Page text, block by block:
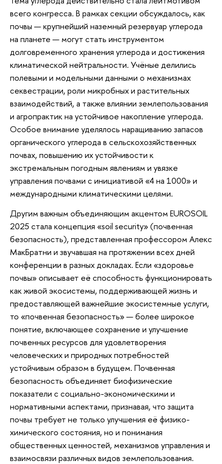
всего конгресса. В рамках секции обсуждалось, как
почвы — крупнейший наземный резервуар углерода
на планете — могут стать инструментом
долговременного хранения углерода и достижения
климатической нейтральности. Учёные делились
полевыми и модельными данными о механизмах
секвестрации, роли микробных и растительных
взаимодействий, а также влиянии землепользования
и агропрактик на устойчивое накопление углерода.
Особое внимание уделялось наращиванию запасов
органического углерода в сельскохозяйственных
почвах, повышению их устойчивости к
экстремальным погодным явлениям и увязке
управления почвами с инициативой «4 на 1000» и
международными климатическими целями.
Другим важным объединяющим акцентом EUROSOIL
2025 стала концепция «soil security» (почвенная
безопасность), представленная профессором Алекс
МакБратни и звучавшая на протяжении всех дней
конференции в разных докладах. Если «здоровье
почвы» описывает её способность функционировать
как живой экосистемы, поддерживающей жизнь и
предоставляющей важнейшие экосистемные услуги,
то «почвенная безопасность» — более широкое
понятие, включающее сохранение и улучшение
почвенных ресурсов для удовлетворения
человеческих и природных потребностей
устойчивым образом в будущем. Почвенная
безопасность объединяет биофизические
показатели с социально-экономическими и
нормативными аспектами, признавая, что защита
почвы требует не только улучшения её физико-
химического состояния, но и понимания
общественных ценностей, механизмов управления и
взаимосвязи различных видов землепользования.